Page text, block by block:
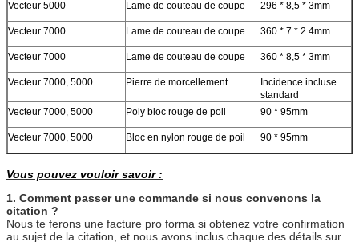
Vecteur 5000 Lame de couteau de coupe 296 * 8,5 * 3mm
Vecteur 7000 Lame de couteau de coupe 360 * 7 * 2.4mm
Vecteur 7000 Lame de couteau de coupe 360 * 8,5 * 3mm
Vecteur 7000, 5000 Pierre de morcellement
Incidence incluse
standard
Vecteur 7000, 5000
Poly bloc rouge de poil 90 * 95mm
Vecteur 7000, 5000 Bloc en nylon rouge de poil 90 * 95mm
Vous pouvez vouloir savoir :
1. Comment passer une commande si nous convenons la
citation ?
Nous te ferons une facture pro forma si obtenez votre confirmation
au sujet de la citation, et nous avons inclus chaque des détails sur